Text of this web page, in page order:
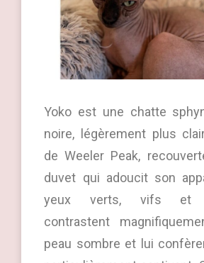
Yoko est une chatte
noire, légèrement plus
de Weeler Peak,
duvet qui adoucit son
yeux verts, vifs et
contrastent
peau sombre et lui